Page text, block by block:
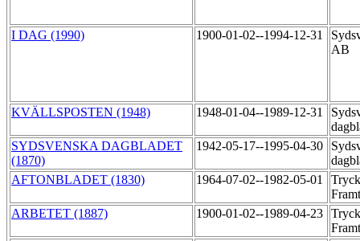
I DAG (1990) 1900-01-02--1994-12-31
AB
KVÄLLSPOSTEN (1948) 1948-01-04--1989-12-31
SYDSVENSKA DAGBLADET
(1870)
1942-05-17--1995-04-30
AFTONBLADET (1830)
1964-07-02--1982-05-01
ARBETET (1887)
1900-01-02--1989-04-23